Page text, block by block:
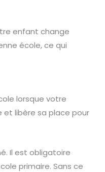
enfant change
école, ce qui
lorsque votre
et libère sa place pour
Il est obligatoire
primaire. Sans ce